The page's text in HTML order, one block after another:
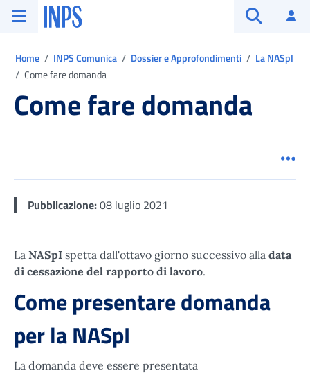
Vai al menu principale
Vai al contenuto principale
Vai al pie' di pagina
INPS ()
Home INPS Comunica Dossier e Approfondimenti
La NASpI
Come fare domanda
Come fare domanda
Pubblicazione:08 luglio 2021
La NASpI spetta dall'ottavo giorno successivo alla data
di cessazione del rapporto di lavoro.
Come presentare domanda
per la NASpI
La domanda deve essere presentata